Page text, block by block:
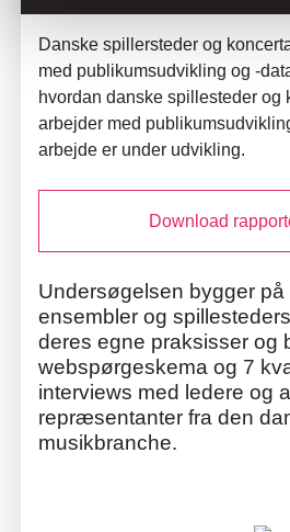
Danske spillersteder og
med publikumsudvikling og -
hvordan danske spillesteder og
arbejder med
arbejde er under udvikling.
Download
Undersøgelsen bygger på
ensembler og
deres egne praksisser og
webspørgeskema og 7
interviews med ledere og
repræsentanter fra den
musikbranche.